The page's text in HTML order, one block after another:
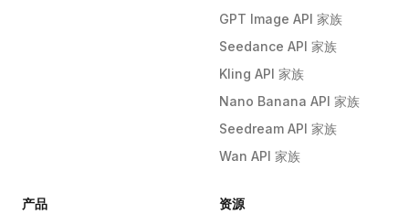
GPT Image API 家族
Seedance API 家族
Kling API 家族
Nano Banana API 家族
Seedream API 家族
Wan API 家族
产品 资源